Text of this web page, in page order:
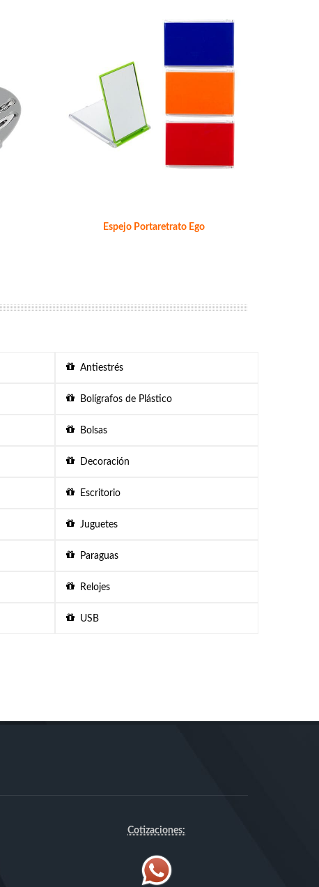
Espejo Portaretrato Ego
Antiestrés
Bolígrafos de Plástico
Bolsas
Decoración
Escritorio
Juguetes
Paraguas
Relojes
USB
Cotizaciones: